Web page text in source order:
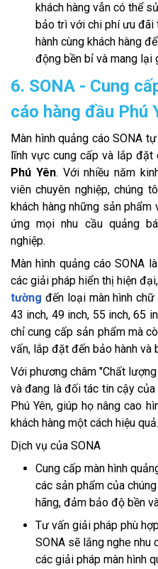
khách hàng vẫn có thể
bảo trì với chi phí ưu đãi
hành cùng khách hàng
động bền bỉ và mang lại
6. SONA - Cung
cáo hàng đầu Phú
Màn hình quảng cáo SONA
lĩnh vực cung cấp và lắp đặt
Phú Yên. Với nhiều năm
viên chuyên nghiệp, chúng
khách hàng những sản
ứng mọi nhu cầu quảng
nghiệp.
Màn hình quảng cáo SONA
các giải pháp hiển thị hiện
tường đến loại màn hình
43 inch, 49 inch, 55 inch, 65
chỉ cung cấp sản phẩm mà
vấn, lắp đặt đến bảo hành và
Với phương châm "Chất
và đang là đối tác tin cậy
Phú Yên, giúp họ nâng cao
khách hàng một cách hiệu quả.
Dịch vụ của SONA
Cung cấp màn hình
các sản phẩm của
hãng, đảm bảo độ bền
Tư vấn giải pháp phù
SONA sẽ lắng nghe nhu
các giải pháp màn hình